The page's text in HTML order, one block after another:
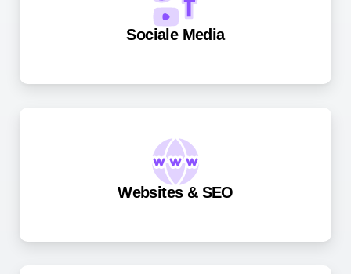
Sociale Media
Websites & SEO